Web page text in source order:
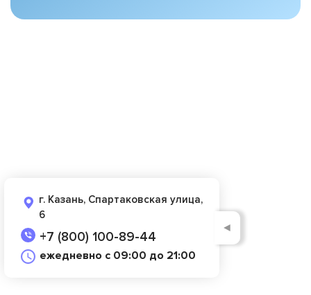
г. Казань, Спартаковская улица,
6
+7 (800) 100-89-44
ежедневно с 09:00 до 21:00
◄